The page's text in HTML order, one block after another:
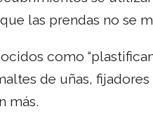
las prendas no se
como
de uñas,
más.